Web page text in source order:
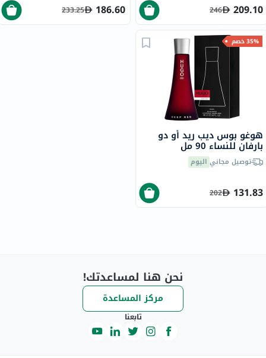
209.10
246
186.60
233.25
35% خصم
هوغو بوس ديب ريد أو دو
بارفان للنساء 90 مل
توصيل مجاني اليوم
131.83
202
نحن هنا لمساعدتك!
مركز المساعدة
تابعنا